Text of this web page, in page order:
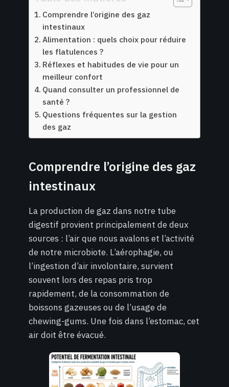
Comprendre l’origine des gaz
intestinaux
Alimentation : quels choix pour réduire
les flatulences ?
Réflexes et habitudes de vie pour un
meilleur confort
Quand consulter un professionnel de
santé ?
Questions fréquentes sur la gestion
des gaz
Comprendre l’origine des gaz
intestinaux
La production de gaz dans notre tube
digestif provient principalement de deux
sources : l’air que nous avalons et l’activité
de notre microbiote. L’aérophagie, ou
l’ingestion d’air involontaire, survient
souvent lors des repas pris trop
rapidement, de la consommation de
boissons gazeuses ou de l’usage de
chewing-gums. Une fois dans l’estomac, cet
air doit être évacué.